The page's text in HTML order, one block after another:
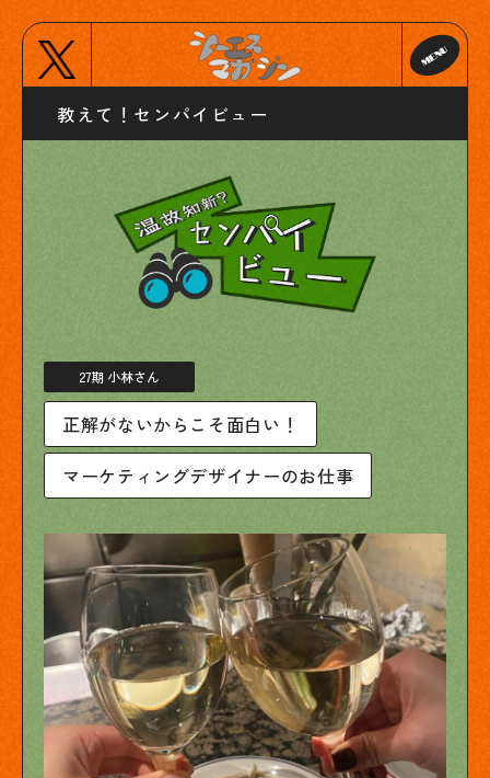
教えて！センパイビュー
27期 小林さん
正解がないからこそ面白い！
マーケティングデザイナーのお仕事